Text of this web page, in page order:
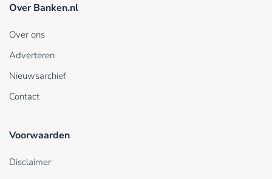
Over Banken.nl
Over ons
Adverteren
Nieuwsarchief
Contact
Voorwaarden
Disclaimer